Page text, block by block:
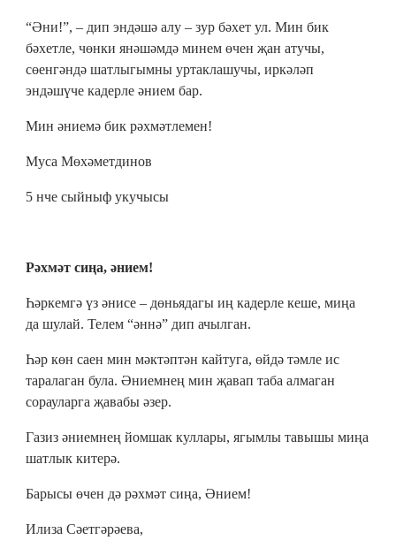
“Әни!”, – дип эндәшә алу – зур бәхет ул. Мин бик
бәхетле, чөнки янәшәмдә минем өчен җан атучы,
сөенгәндә шатлыгымны уртаклашучы, иркәләп
эндәшүче кадерле әнием бар.
Мин әниемә бик рәхмәтлемен!
Муса Мөхәметдинов
5 нче сыйныф укучысы
Рәхмәт сиңа, әнием!
Һәркемгә үз әнисе – дөньядагы иң кадерле кеше, миңа
да шулай. Телем “әннә” дип ачылган.
Һәр көн саен мин мәктәптән кайтуга, өйдә тәмле ис
таралаган була. Әниемнең мин җавап таба алмаган
сорауларга җавабы әзер.
Газиз әниемнең йомшак куллары, ягымлы тавышы миңа
шатлык китерә.
Барысы өчен дә рәхмәт сиңа, Әнием!
Илиза Сәетгәрәева,